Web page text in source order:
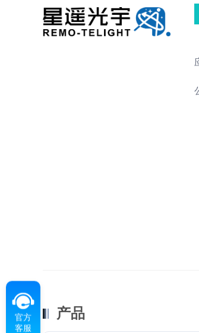
产品
官方
客服